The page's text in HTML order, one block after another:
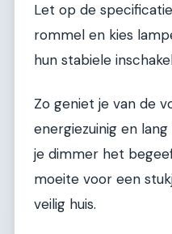
Let op de
rommel en kies
hun stabiele
Zo geniet je van de
energiezuinig en
je dimmer het
moeite voor een
veilig huis.